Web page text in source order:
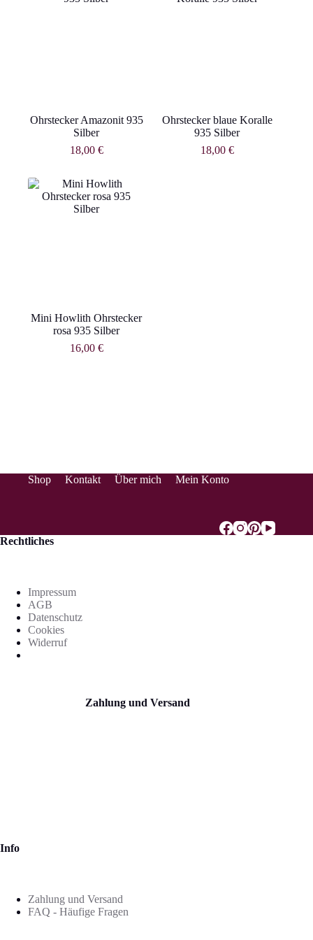
Ohrstecker Amazonit 935
Silber
18,00 €
Ohrstecker blaue Koralle
935 Silber
18,00 €
Mini Howlith Ohrstecker
rosa 935 Silber
16,00 €
Shop Kontakt Über mich Mein Konto
Rechtliches
Impressum
AGB
Datenschutz
Cookies
Widerruf
Zahlung und Versand
Info
Zahlung und Versand
FAQ - Häufige Fragen